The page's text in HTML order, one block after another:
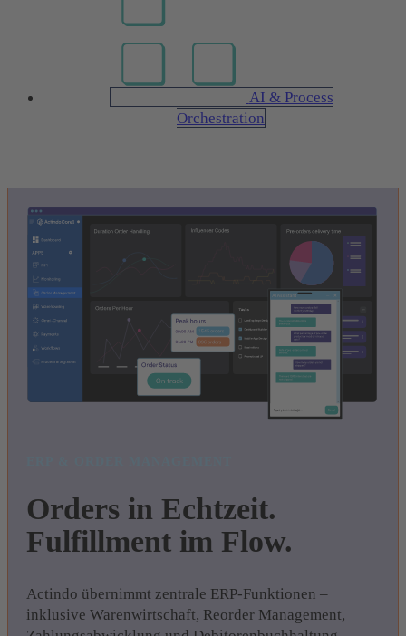
AI & Process
Orchestration
Orders in Echtzeit.
Fulfillment im Flow.
Actindo übernimmt zentrale ERP-Funktionen –
inklusive Warenwirtschaft, Reorder Management,